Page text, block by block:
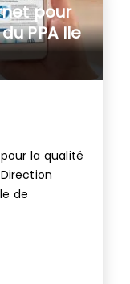
pour
PPA Ile
la qualité
de